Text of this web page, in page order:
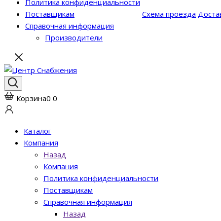
Политика конфиденциальности
Поставщикам
Справочная информация
Производители
Схема проезда
Корзина0 0
Каталог
Компания
Назад
Компания
Политика конфиденциальности
Поставщикам
Справочная информация
Назад